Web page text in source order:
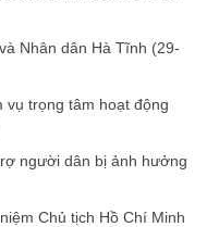
Nhân dân Hà Tĩnh (29-
vụ trọng tâm hoạt động
người dân bị ảnh hưởng
Chủ tịch Hồ Chí Minh